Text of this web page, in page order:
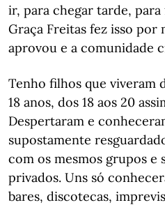
ir, para chegar tarde,
Graça Freitas fez isso por
aprovou e a comunidade
Tenho filhos que viveram
18 anos, dos 18 aos 20
Despertaram e
supostamente
com os mesmos grupos e
privados. Uns só
bares, discotecas,